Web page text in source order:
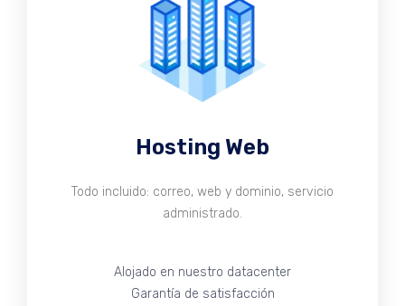
Hosting Web
Todo incluido: correo, web y dominio, servicio
administrado.
Alojado en nuestro datacenter
Garantía de satisfacción